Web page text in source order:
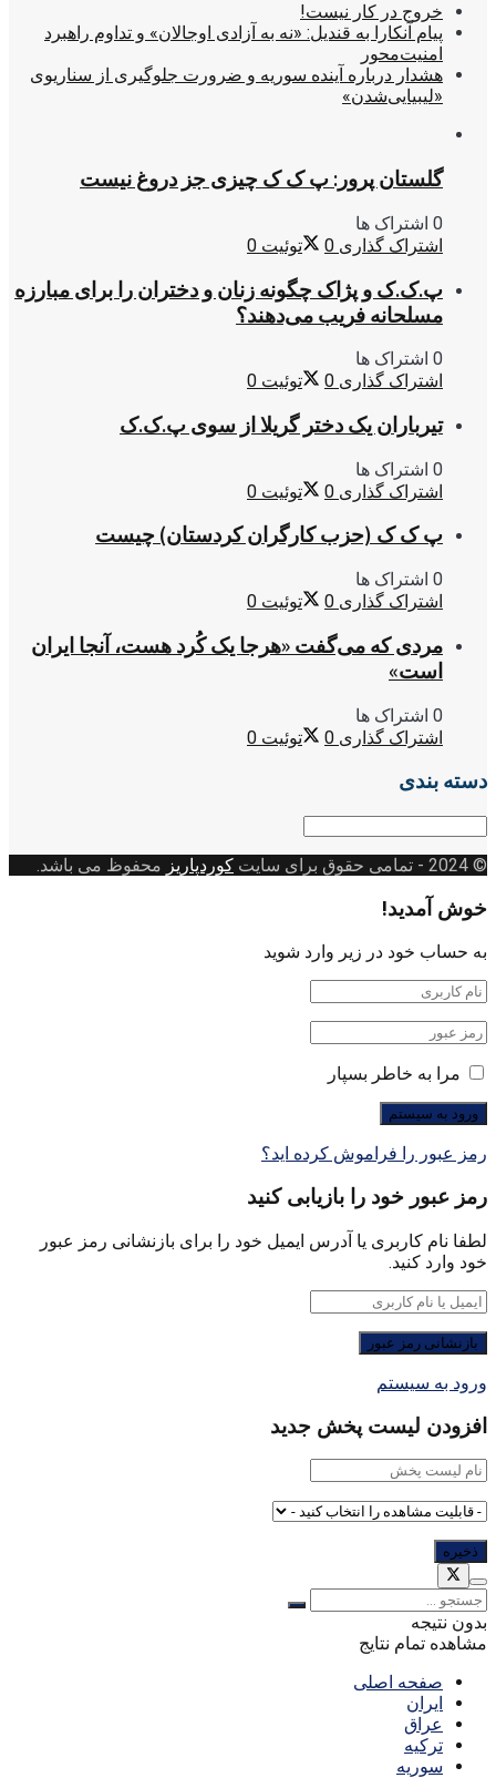
خروج در کار نیست!
پیام آنکارا به قندیل: «نه به آزادی اوجالان» و تداوم راهبرد
امنیت‌محور
هشدار درباره آینده سوریه و ضرورت جلوگیری از سناریوی
«لیبیایی‌شدن»
گلستان پرور: پ ک ک چیزی جز دروغ نیست
0 اشتراک ها
اشتراک گذاری 0 توئیت 0
پ.ک.ک و پژاک چگونه زنان و دختران را برای مبارزه
مسلحانه فریب می‌دهند؟
0 اشتراک ها
اشتراک گذاری 0 توئیت 0
تیرباران یک دختر گریلا از سوی پ.ک.ک
0 اشتراک ها
اشتراک گذاری 0 توئیت 0
پ ک ک (حزب کارگران کردستان) چیست
0 اشتراک ها
اشتراک گذاری 0 توئیت 0
مردی که می‌گفت «هرجا یک کُرد هست، آنجا ایران
است»
0 اشتراک ها
اشتراک گذاری 0 توئیت 0
دسته بندی
دسته
© 2024
- تمامی حقوق برای سایت کوردپاریز محفوظ می باشد.
خوش آمدید!
به حساب خود در زیر وارد شوید
مرا به خاطر بسپار
رمز عبور را فراموش کرده اید؟
رمز عبور خود را بازیابی کنید
لطفا نام کاربری یا آدرس ایمیل خود را برای بازنشانی رمز عبور
خود وارد کنید.
ورود به سیستم
افزودن لیست پخش جدید
بدون نتیجه
مشاهده تمام نتایج
صفحه اصلی
ایران
عراق
ترکیه
سوریه